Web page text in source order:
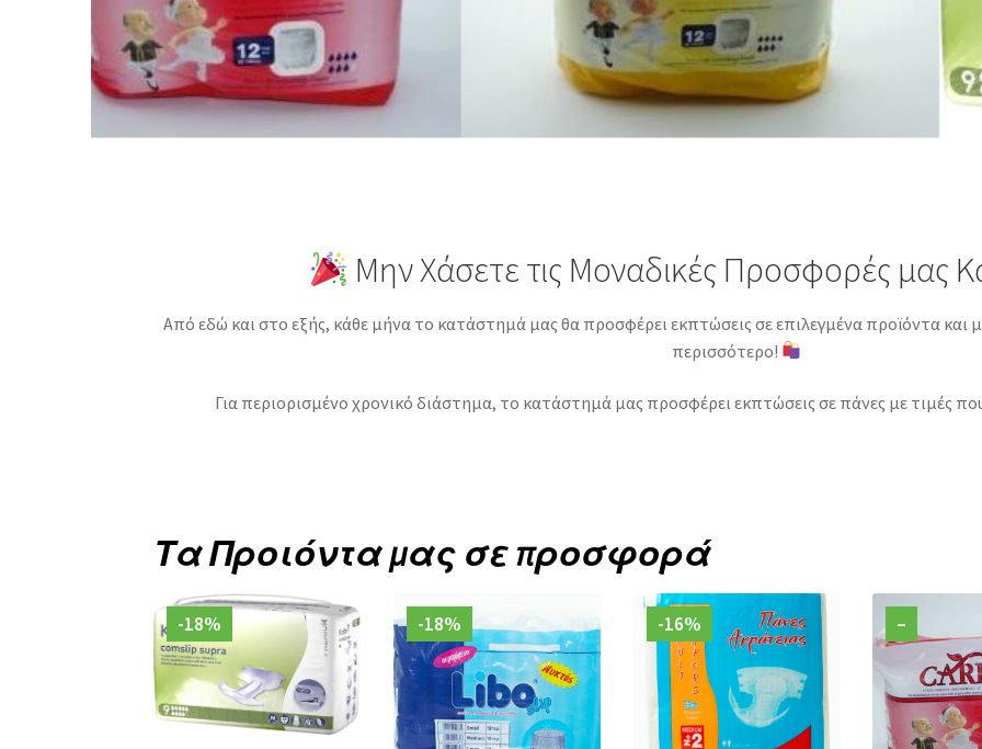
Μην Χάσετε τις Μοναδικές Προσφορές μας
Από εδώ και στο εξής, κάθε μήνα το κατάστημά μας θα προσφέρει εκπτώσεις σε επιλεγμένα προϊόντα και
περισσότερο!
Για περιορισμένο χρονικό διάστημα, το κατάστημά μας προσφέρει εκπτώσεις σε πάνες με τιμές
Τα Προιόντα μας σε προσφορά
-18% -18% -16% –